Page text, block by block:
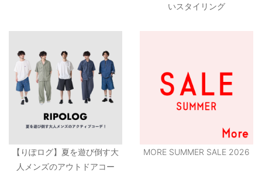
いスタイリング
【りぽログ】夏を遊び倒す大
人メンズのアウトドアコー
MORE SUMMER SALE 2026